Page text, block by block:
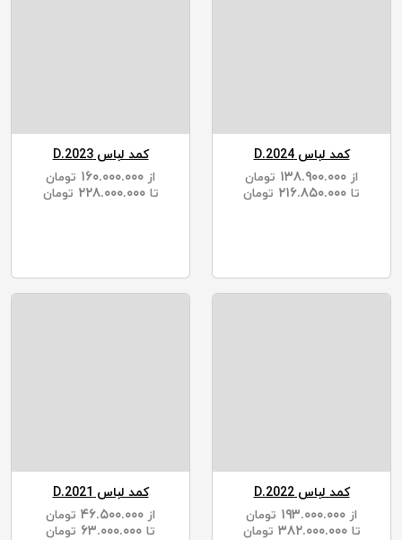
کمد لباس D.2024
از
تومان
تا
تومان
کمد لباس D.2023
از
تومان
تا ۲۲۸.۰۰۰.۰۰۰ تومان
کمد لباس D.2022
از
تومان
تا ۳۸۲.۰۰۰.۰۰۰ تومان
کمد لباس D.2021
از
تومان
تا
تومان